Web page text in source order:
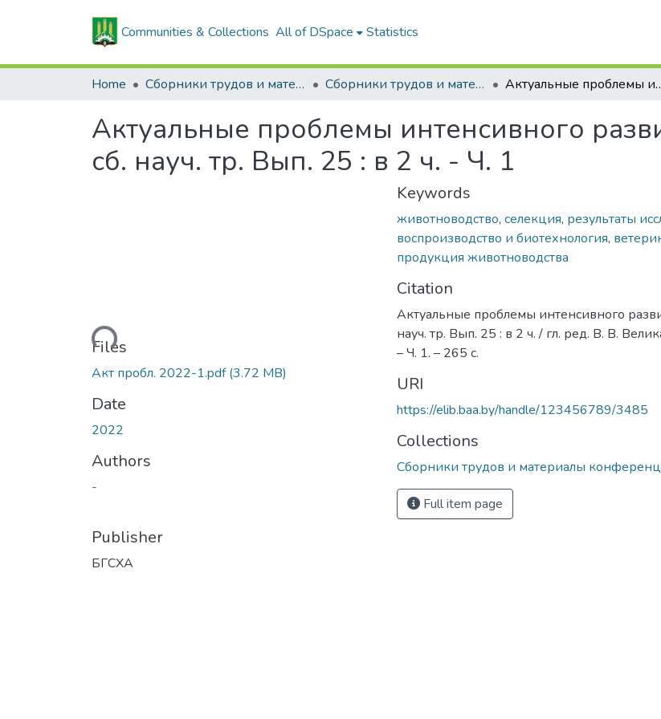
Communities & Collections All of DSpace Statistics
Home Сборники трудов и материалов конференций Сборники трудов и материалы конференций Актуальные проблемы интенсивного
Актуальные проблемы интенсивного
сб. науч. тр. Вып. 25 : в 2 ч. - Ч. 1
Loading...
Files
Акт пробл. 2022-1.pdf(3.72 MB)
Date
2022
Authors
-
Publisher
БГСХА
Keywords
животноводство, селекция, результаты
воспроизводство и биотехнология,
продукция животноводства
Citation
Актуальные проблемы интенсивного
науч. тр. Вып. 25 : в 2 ч. / гл. ред. В. В.
– Ч. 1. – 265 с.
URI
https://elib.baa.by/handle/123456789/3485
Collections
Сборники трудов и материалы
Full item page